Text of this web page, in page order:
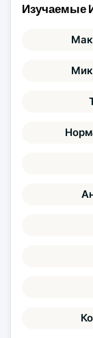
Изучаемые